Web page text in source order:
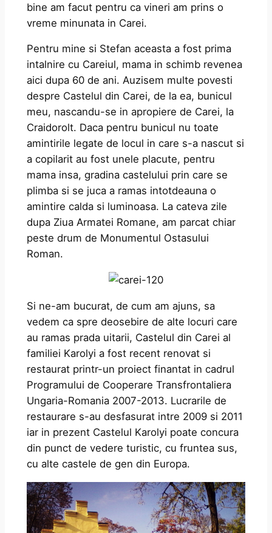
bine am facut pentru ca vineri am prins o
vreme minunata in Carei.
Pentru mine si Stefan aceasta a fost prima
intalnire cu Careiul, mama in schimb revenea
aici dupa 60 de ani. Auzisem multe povesti
despre Castelul din Carei, de la ea, bunicul
meu, nascandu-se in apropiere de Carei, la
Craidorolt. Daca pentru bunicul nu toate
amintirile legate de locul in care s-a nascut si
a copilarit au fost unele placute, pentru
mama insa, gradina castelului prin care se
plimba si se juca a ramas intotdeauna o
amintire calda si luminoasa. La cateva zile
dupa Ziua Armatei Romane, am parcat chiar
peste drum de Monumentul Ostasului
Roman.
Si ne-am bucurat, de cum am ajuns, sa
vedem ca spre deosebire de alte locuri care
au ramas prada uitarii, Castelul din Carei al
familiei Karolyi a fost recent renovat si
restaurat printr-un proiect finantat in cadrul
Programului de Cooperare Transfrontaliera
Ungaria-Romania 2007-2013. Lucrarile de
restaurare s-au desfasurat intre 2009 si 2011
iar in prezent Castelul Karolyi poate concura
din punct de vedere turistic, cu fruntea sus,
cu alte castele de gen din Europa.